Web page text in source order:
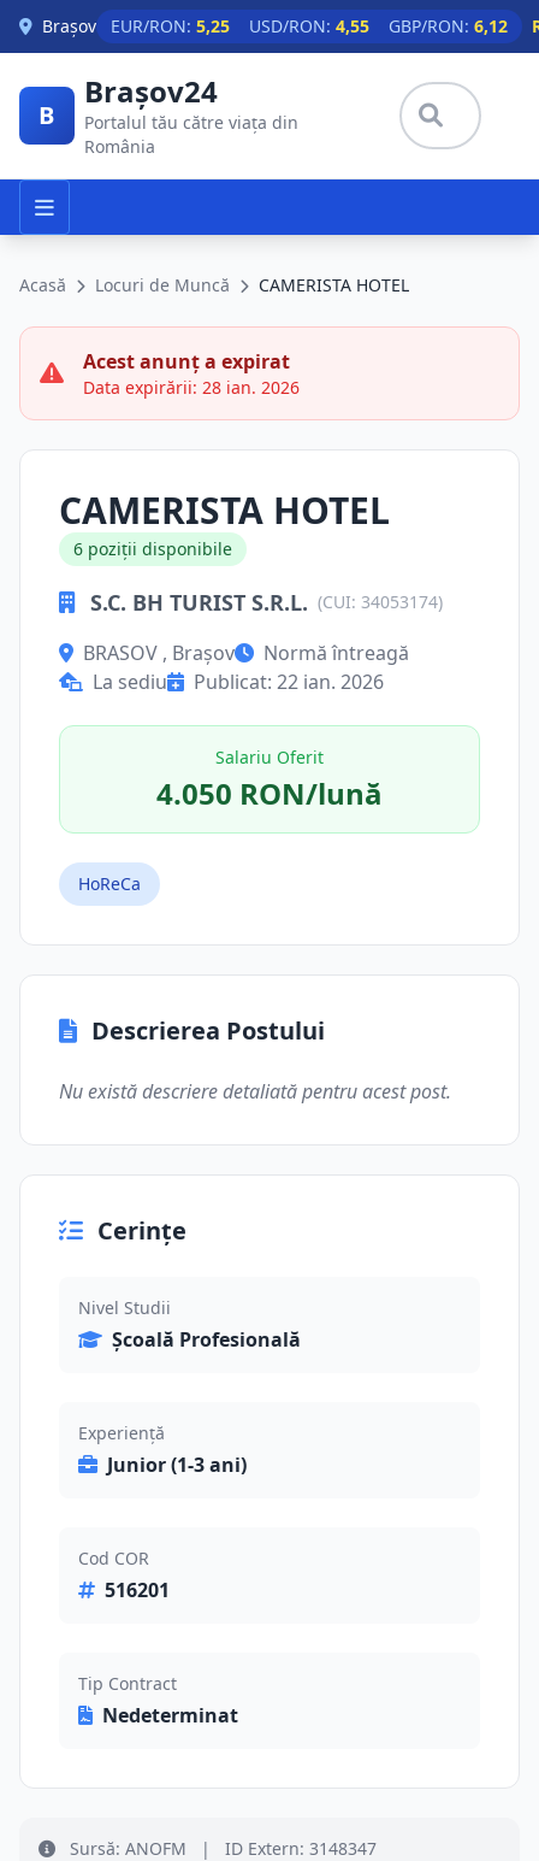
Skip to main content
Brașov EUR/RON: 5,25 USD/RON: 4,55 GBP/RON: 6,12
B
Brașov24
Portalul tău către viața din
România
Acasă Locuri de Muncă CAMERISTA HOTEL
Acest anunț a expirat
Data expirării: 28 ian. 2026
CAMERISTA HOTEL
6 poziții disponibile
S.C. BH TURIST S.R.L. (CUI: 34053174)
BRASOV , Brașov
Normă întreagă
La sediu
Publicat: 22 ian. 2026
Salariu Oferit
4.050 RON/lună
HoReCa
Descrierea Postului
Nu există descriere detaliată pentru acest post.
Cerințe
Nivel Studii
Școală Profesională
Experiență
Junior (1-3 ani)
Cod COR
516201
Tip Contract
Nedeterminat
Sursă: ANOFM | ID Extern: 3148347